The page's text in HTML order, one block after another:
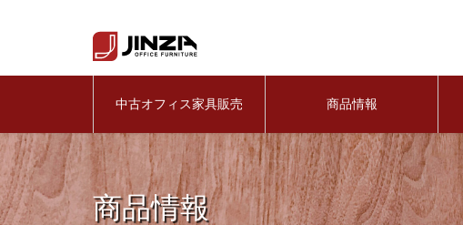
中古オフィス家具販売 商品情報
商品情報